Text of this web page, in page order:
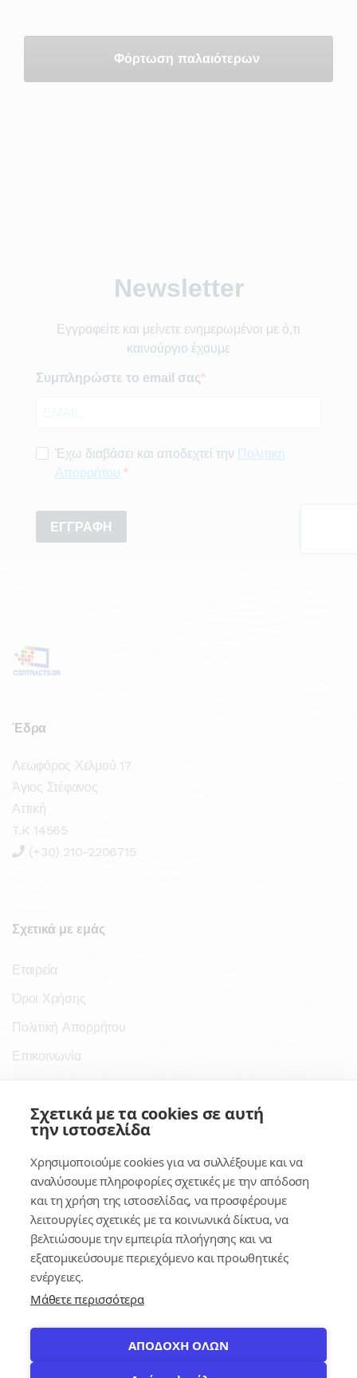
Φόρτωση παλαιότερων
Έδρα
Λεωφόρος Χελμού 17
Άγιος Στέφανος
Αττική
T.K 14565
(+30) 210-2206715
Σχετικά με εμάς
Εταιρεία
Όροι Χρήσης
Πολιτική Απορρήτου
Επικοινωνία
Σύνδεσμοι
Κέντρο Γνώσης
Πλατφόρμα
Εγγραφή
Για δημοσίους υπαλλήλους
Σχετικά με τα cookies σε αυτή
την ιστοσελίδα
Χρησιμοποιούμε cookies για να συλλέξουμε και να
αναλύσουμε πληροφορίες σχετικές με την απόδοση
και τη χρήση της ιστοσελίδας, να προσφέρουμε
λειτουργίες σχετικές με τα κοινωνικά δίκτυα, να
βελτιώσουμε την εμπειρία πλοήγησης και να
εξατομικεύσουμε περιεχόμενο και προωθητικές
ενέργειες.
Μάθετε περισσότερα
ΑΠΟΔΟΧΗ ΟΛΩΝ